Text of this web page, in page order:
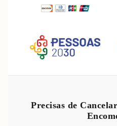
Precisas de
Política de privacidade
Termos do serviço